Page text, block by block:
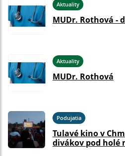
Aktuality
MUDr. Rothová -
Aktuality
MUDr. Rothová
Podujatia
Tulavé kino v
divákov pod holé